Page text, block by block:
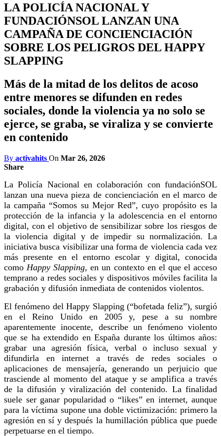
LA POLICÍA NACIONAL Y
FUNDACIÓNSOL LANZAN UNA
CAMPAÑA DE CONCIENCIACIÓN
SOBRE LOS PELIGROS DEL HAPPY
SLAPPING
Más de la mitad de los delitos de acoso
entre menores se difunden en redes
sociales, donde la violencia ya no solo se
ejerce, se graba, se viraliza y se convierte
en contenido
By activahits On Mar 26, 2026
Share
La Policía Nacional en colaboración con fundaciónSOL
lanzan una nueva pieza de concienciación en el marco de
la campaña “Somos su Mejor Red”, cuyo propósito es la
protección de la infancia y la adolescencia en el entorno
digital, con el objetivo de sensibilizar sobre los riesgos de
la violencia digital y de impedir su normalización. La
iniciativa busca visibilizar una forma de violencia cada vez
más presente en el entorno escolar y digital, conocida
como Happy Slapping, en un contexto en el que el acceso
temprano a redes sociales y dispositivos móviles facilita la
grabación y difusión inmediata de contenidos violentos.
El fenómeno del Happy Slapping (“bofetada feliz”), surgió
en el Reino Unido en 2005 y, pese a su nombre
aparentemente inocente, describe un fenómeno violento
que se ha extendido en España durante los últimos años:
grabar una agresión física, verbal o incluso sexual y
difundirla en internet a través de redes sociales o
aplicaciones de mensajería, generando un perjuicio que
trasciende al momento del ataque y se amplifica a través
de la difusión y viralización del contenido. La finalidad
suele ser ganar popularidad o “likes” en internet, aunque
para la víctima supone una doble victimización: primero la
agresión en sí y después la humillación pública que puede
perpetuarse en el tiempo.